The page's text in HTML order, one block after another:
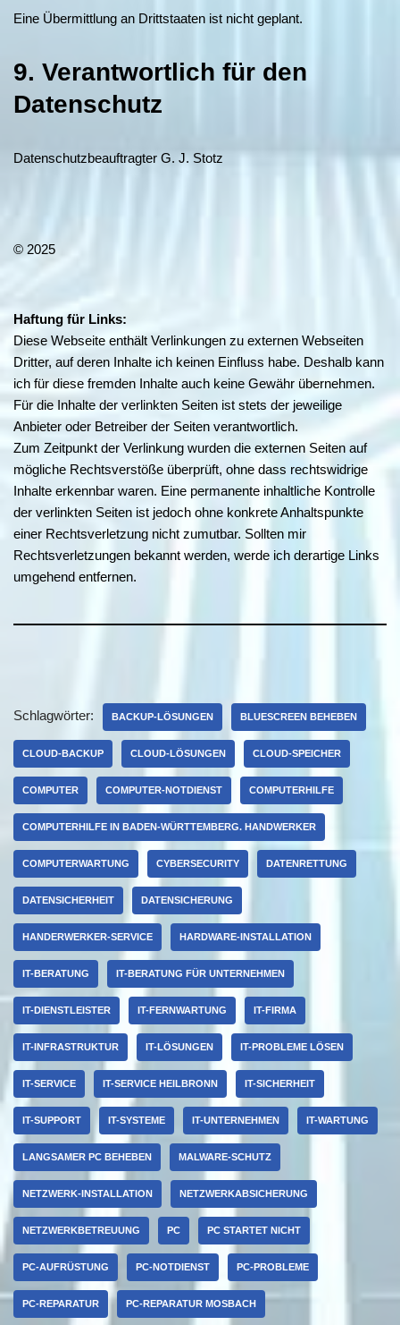
Eine Übermittlung an Drittstaaten ist nicht geplant.
9. Verantwortlich für den
Datenschutz
Datenschutzbeauftragter G. J. Stotz
© 2025
Haftung für Links:
Diese Webseite enthält Verlinkungen zu externen Webseiten
Dritter, auf deren Inhalte ich keinen Einfluss habe. Deshalb kann
ich für diese fremden Inhalte auch keine Gewähr übernehmen.
Für die Inhalte der verlinkten Seiten ist stets der jeweilige
Anbieter oder Betreiber der Seiten verantwortlich.
Zum Zeitpunkt der Verlinkung wurden die externen Seiten auf
mögliche Rechtsverstöße überprüft, ohne dass rechtswidrige
Inhalte erkennbar waren. Eine permanente inhaltliche Kontrolle
der verlinkten Seiten ist jedoch ohne konkrete Anhaltspunkte
einer Rechtsverletzung nicht zumutbar. Sollten mir
Rechtsverletzungen bekannt werden, werde ich derartige Links
umgehend entfernen.
Schlagwörter: BACKUP-LÖSUNGEN BLUESCREEN BEHEBEN
CLOUD-BACKUP CLOUD-LÖSUNGEN CLOUD-SPEICHER
COMPUTER COMPUTER-NOTDIENST COMPUTERHILFE
COMPUTERHILFE IN BADEN-WÜRTTEMBERG. HANDWERKER
COMPUTERWARTUNG CYBERSECURITY DATENRETTUNG
DATENSICHERHEIT DATENSICHERUNG
HANDERWERKER-SERVICE HARDWARE-INSTALLATION
IT-BERATUNG IT-BERATUNG FÜR UNTERNEHMEN
IT-DIENSTLEISTER IT-FERNWARTUNG IT-FIRMA
IT-INFRASTRUKTUR IT-LÖSUNGEN IT-PROBLEME LÖSEN
IT-SERVICE IT-SERVICE HEILBRONN IT-SICHERHEIT
IT-SUPPORT IT-SYSTEME IT-UNTERNEHMEN IT-WARTUNG
LANGSAMER PC BEHEBEN MALWARE-SCHUTZ
NETZWERK-INSTALLATION NETZWERKABSICHERUNG
NETZWERKBETREUUNG PC PC STARTET NICHT
PC-AUFRÜSTUNG PC-NOTDIENST PC-PROBLEME
PC-REPARATUR PC-REPARATUR MOSBACH